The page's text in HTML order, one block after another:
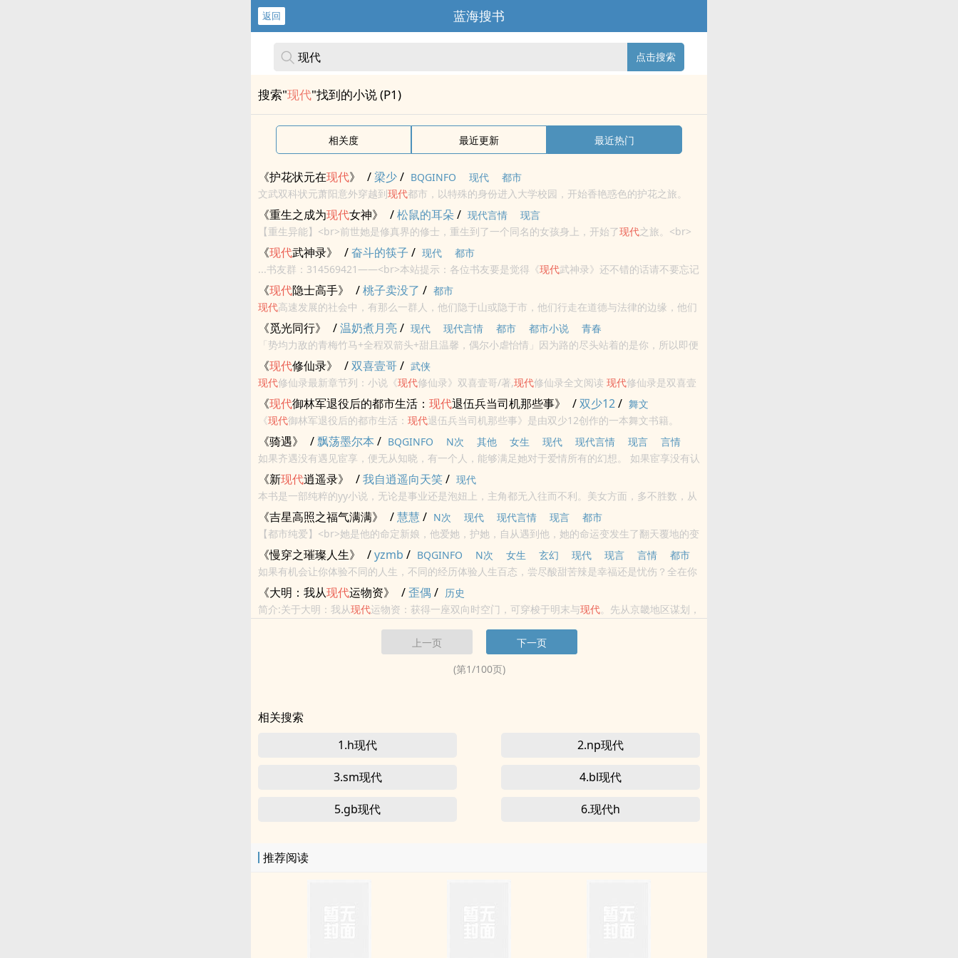
返回 蓝海搜书
点击搜索
搜索"现代"找到的小说 (P1)
相关度 最近更新 最近热门
《护花状元在现代》 /梁少/ BQGINFO 现代
都市
文武双科状元萧阳意外穿越到现代都市，以特殊的身份进入大学校园，开始香艳惑色的护花之旅。
<br>本站提示：各位书友要是觉得《护花状元在现代》还不错的话请不要忘记向您QQ群和微博里的
朋友推荐哦！
《重生之成为现代女神》 /松鼠的耳朵/ 现代言情
现言
【重生异能】<br>前世她是修真界的修士，重生到了一个同名的女孩身上，开始了现代之旅。<br>
标签：宠文,世家,腹黑,修仙,豪门<br>
《现代武神录》 /奋斗的筷子 / 现代
都市
...书友群：314569421——<br>本站提示：各位书友要是觉得《现代武神录》还不错的话请不要忘记
向您QQ群和微博里的朋友推荐哦！
《现代隐士高手》 /桃子卖没了 / 都市
现代高速发展的社会中，有那么一群人，他们隐于山或隐于市，他们行走在道德与法律的边缘，他们
的世界，叫做--江湖！各位书友要是觉得《现代隐士高手》还不错的话请不要忘记向您QQ群和微博里
的朋友推荐哦...
《觅光同行》 /温奶煮月亮/ 现代 现代言情 都市 都市小说
青春
「势均力敌的青梅竹马+全程双箭头+甜且温馨，偶尔小虐怡情」因为路的尽头站着的是你，所以即便
是最曲折寒冷的路途，也充满意义。
《现代修仙录》 /双喜壹哥/ 武侠
现代修仙录最新章节列：小说《现代修仙录》双喜壹哥/著,现代修仙录全文阅读 现代修仙录是双喜壹
哥写的仙侠修真类小说.... 都市中的修仙生活，除了爽还是爽。<br> 不一样的体...
《现代御林军退役后的都市生活： 现代退伍兵当司机那些事》 /双少12/ 舞文
《现代御林军退役后的都市生活： 现代退伍兵当司机那些事》是由双少12创作的一本舞文书籍。
《骑遇》 /飘荡墨尔本 / BQGINFO N次 其他 女生 现代 现代言情 现言
言情
都市
如果齐遇没有遇见宦享，便无从知晓，有一个人，能够满足她对于爱情所有的幻想。 如果宦享没有认
识齐遇，便无从知晓，有一个人，能给他一场没有终点的爱情奇遇。<br>本站提示：各位书友要是觉
得《...
《新现代逍遥录》 /我自逍遥向天笑/ 现代
本书是一部纯粹的yy小说，无论是事业还是泡妞上，主角都无入往而不利。美女方面，多不胜数，从
身材相貌气质都堪称完美的美女老师到各有特色的班花以及美貌与智慧并重的白领才女到制服诱惑的
护士空姐和受万...
《吉星高照之福气满满》 /慧慧 / N次 现代 现代言情 现言
都市
【都市纯爱】<br>她是他的命定新娘，他爱她，护她，自从遇到他，她的命运变发生了翻天覆地的变
化，她不在是所有人眼里的倒霉蛋，更加不是霉运附体的霉神，意外获得阴阳娃娃护体，且看她闯古
墓，探索未知...
《慢穿之璀璨人生》 /yzmb / BQGINFO N次 女生 玄幻 现代 现言 言情
都市
现代言情
如果有机会让你体验不同的人生，不同的经历体验人生百态，尝尽酸甜苦辣是幸福还是忧伤？全在你
一念之间精彩灿烂人生，等待你去开启...尒説+影視：ρ○①⑧.αrt「Рo1⒏аrt」
《大明：我从现代运物资》 /歪偶 / 历史
简介:关于大明：我从现代运物资：获得一座双向时空门，可穿梭于明末与现代。先从京畿地区谋划，
获得机会，调往九边重镇，掌控一座小城。于是，一边在现代打造超市供应链，暗中往明末运送物
上一页
下一页
(第1/100页)
相关搜索
1.h现代
2.np现代
3.sm现代 4.bl现代
5.gb现代 6.现代h
推荐阅读